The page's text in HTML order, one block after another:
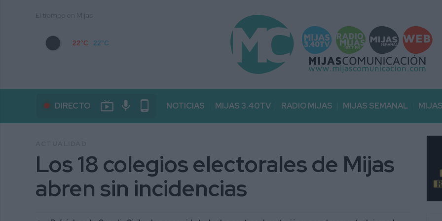
22°C 22°C
DIRECTO live_tv mic phone_android NOTICIAS MIJAS 3.40TV RADIO MIJAS MIJAS SEMANAL
Los 18 colegios electorales de Mijas
abren sin incidencias